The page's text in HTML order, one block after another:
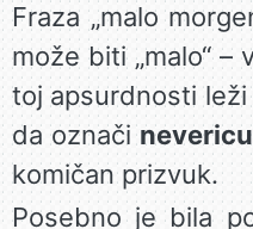
Fraza „malo
može biti „malo“
toj apsurdnosti leži
da označi
komičan prizvuk.
Posebno je bila